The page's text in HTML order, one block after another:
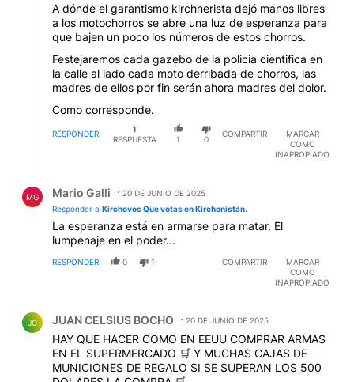
A dónde el garantismo kirchnerista dejó manos libres
a los motochorros se abre una luz de esperanza para
que bajen un poco los números de estos chorros.
Festejaremos cada gazebo de la policia cientifica en
la calle al lado cada moto derribada de chorros, las
madres de ellos por fin serán ahora madres del dolor.
Como corresponde.
RESPONDER
1
RESPUESTA
1 0
COMPARTIR
MARCAR
COMO
INAPROPIADO
MG Mario Galli
20 DE JUNIO DE 2025
Responder a Kirchovos Que votas en Kirchonistán.
La esperanza está en armarse para matar. El
lumpenaje en el poder...
RESPONDER 0 1 COMPARTIR
MARCAR
COMO
INAPROPIADO
JC JUAN CELSIUS BOCHO 20 DE JUNIO DE 2025
HAY QUE HACER COMO EN EEUU COMPRAR ARMAS
EN EL SUPERMERCADO 🛒 Y MUCHAS CAJAS DE
MUNICIONES DE REGALO SI SE SUPERAN LOS 500